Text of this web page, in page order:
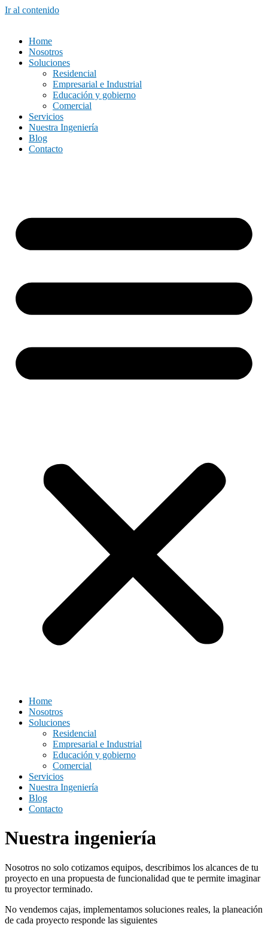
Ir al contenido
Home
Nosotros
Soluciones
Residencial
Empresarial e Industrial
Educación y gobierno
Comercial
Servicios
Nuestra Ingeniería
Blog
Contacto
Home
Nosotros
Soluciones
Residencial
Empresarial e Industrial
Educación y gobierno
Comercial
Servicios
Nuestra Ingeniería
Blog
Contacto
Nuestra ingeniería
Nosotros no solo cotizamos equipos, describimos los alcances de tu
proyecto en una propuesta de funcionalidad que te permite imaginar
tu proyector terminado.
No vendemos cajas, implementamos soluciones reales, la planeación
de cada proyecto responde las siguientes